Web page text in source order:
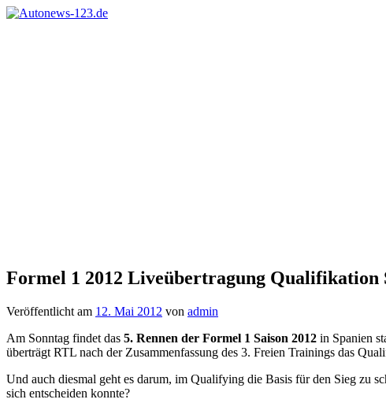
Zum
Formel 1 2012 Liveübertragung Qualifikation
Veröffentlicht am 12. Mai 2012 von admin
Am Sonntag findet das 5. Rennen der Formel 1 Saison 2012 in Spanien
überträgt RTL nach der Zusammenfassung des 3. Freien Trainings das
Und auch diesmal geht es darum, im Qualifying die Basis für den Sieg zu
sich entscheiden konnte?